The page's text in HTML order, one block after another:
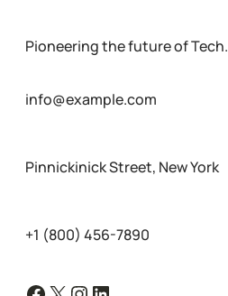
Pioneering the future of Tech.
info@example.com
Pinnickinick Street, New York
+1 (800) 456-7890